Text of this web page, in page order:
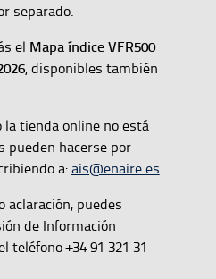
separado.
el Mapa índice VFR500
, disponibles también
tienda online no está
pueden hacerse por
a:ais@enaire.es
aclaración, puedes
de Información
teléfono +34 91 321 31